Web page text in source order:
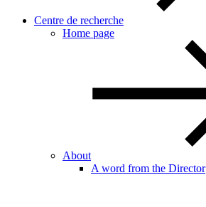
Centre de recherche
Home page
About
A word from the Director